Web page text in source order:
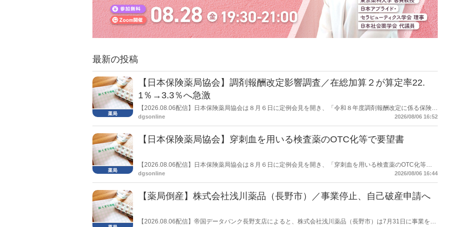
最新の投稿
【日本保険薬局協会】調剤報酬改定影響調査／在総加算２が算定率22.
1％→3.3％へ急激
【2026.08.06配信】日本保険薬局協会は８月６日に定例会見を開き、「令和８年度調剤報酬改定に係る保険薬
局への影響」の調査結果を公表した。在宅分野では、在宅薬学総合体制加算2の算定率が22.1％から3.3％へ大
dgsonline 2026/08/06 16:52
【日本保険薬局協会】穿刺血を用いる検査薬のOTC化等で要望書
【2026.08.06配信】日本保険薬局協会は８月６日に定例会見を開き、「穿刺血を用いる検査薬のOTC化等に
関する要望書」を厚生労働省 医薬局長宛に提出したことを説明した。
dgsonline 2026/08/06 16:44
【薬局倒産】株式会社浅川薬品（長野市）／事業停止、自己破産申請へ
【2026.08.06配信】帝国データバンク長野支店によると、株式会社浅川薬品（長野市）は7月31日に事業を停